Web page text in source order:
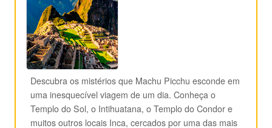
Descubra os mistérios que Machu Picchu esconde em
uma inesquecível viagem de um dia. Conheça o
Templo do Sol, o Intihuatana, o Templo do Condor e
muitos outros locais Inca, cercados por uma das mais